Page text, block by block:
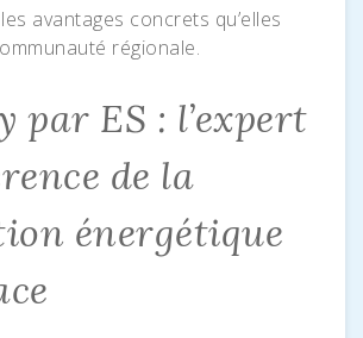
avantages concrets qu’elles
régionale.
par ES : l’expert
de la
énergétique